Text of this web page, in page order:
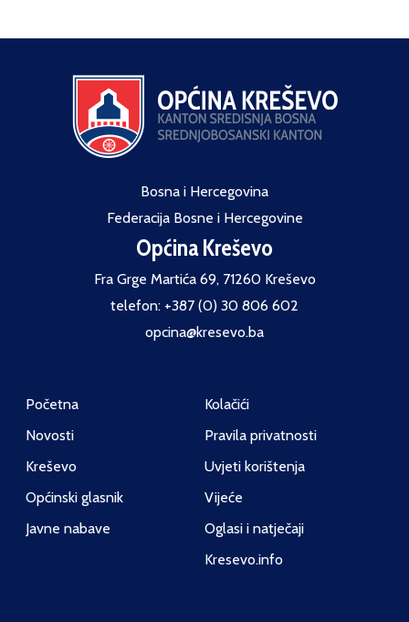
Bosna i Hercegovina
Federacija Bosne i Hercegovine
Općina Kreševo
Fra Grge Martića 69, 71260 Kreševo
telefon: +387 (0) 30 806 602
opcina@kresevo.ba
Početna
Novosti
Kreševo
Općinski glasnik
Javne nabave
Kolačići
Pravila privatnosti
Uvjeti korištenja
Vijeće
Oglasi i natječaji
Kresevo.info